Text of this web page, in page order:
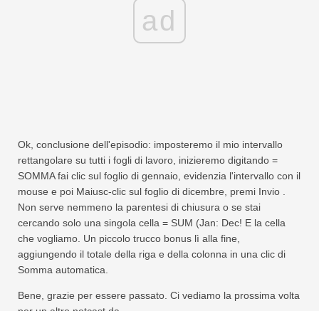
ad
Ok, conclusione dell'episodio: imposteremo il mio intervallo
rettangolare su tutti i fogli di lavoro, inizieremo digitando =
SOMMA fai clic sul foglio di gennaio, evidenzia l'intervallo con il
mouse e poi Maiusc-clic sul foglio di dicembre, premi Invio .
Non serve nemmeno la parentesi di chiusura o se stai
cercando solo una singola cella = SUM (Jan: Dec! E la cella
che vogliamo. Un piccolo trucco bonus lì alla fine,
aggiungendo il totale della riga e della colonna in una clic di
Somma automatica.
Bene, grazie per essere passato. Ci vediamo la prossima volta